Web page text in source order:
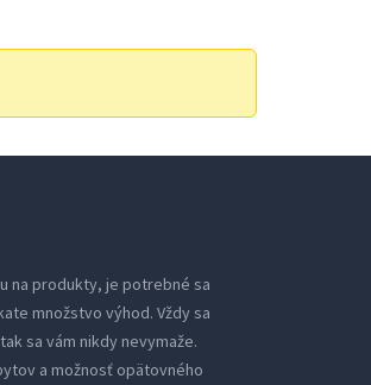
na produkty, je potrebné sa
množstvo výhod. Vždy sa
sa vám nikdy nevymaže.
a možnosť opätovného